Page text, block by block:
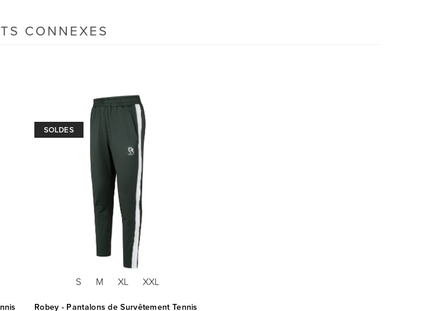
CONNEXES
SOLDES
S M XL XXL
Robey - Pantalons de Survêtement Tennis